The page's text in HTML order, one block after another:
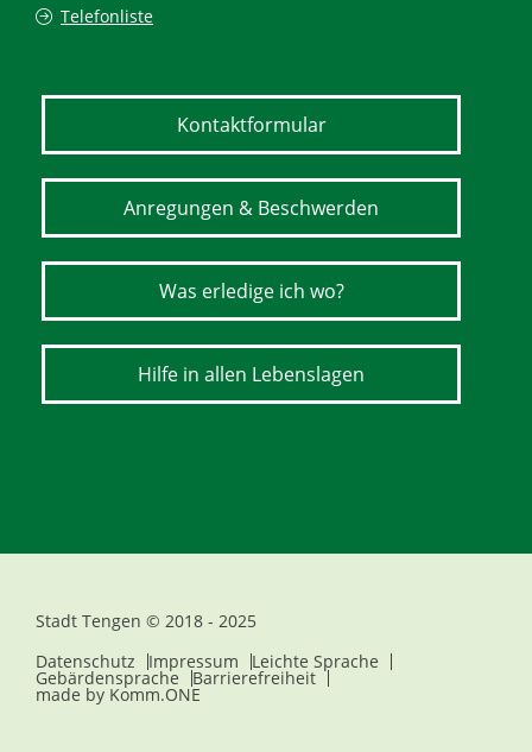
Telefonliste
Kontaktformular
Anregungen & Beschwerden
Was erledige ich wo?
Hilfe in allen Lebenslagen
Stadt Tengen © 2018 - 2025
Datenschutz
Impressum Leichte Sprache
Gebärdensprache Barrierefreiheit
made by Komm.ONE